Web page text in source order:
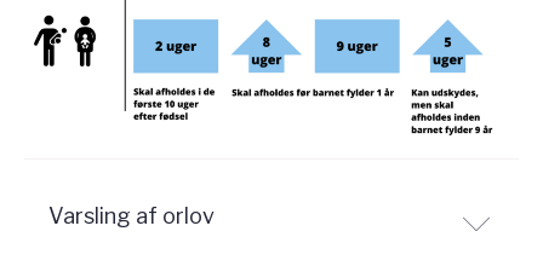
Varsling af orlov